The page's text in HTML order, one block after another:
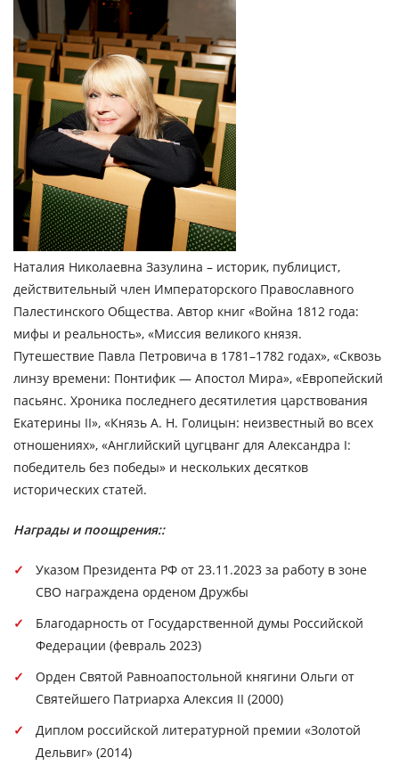
Наталия Николаевна Зазулина – историк, публицист,
действительный член Императорского Православного
Палестинского Общества. Автор книг «Война 1812 года:
мифы и реальность», «Миссия великого князя.
Путешествие Павла Петровича в 1781–1782 годах», «Сквозь
линзу времени: Понтифик — Апостол Мира», «Европейский
пасьянс. Хроника последнего десятилетия царствования
Екатерины II», «Князь А. Н. Голицын: неизвестный во всех
отношениях», «Английский цугцванг для Александра I:
победитель без победы» и нескольких десятков
исторических статей.
Награды и поощрения::
Указом Президента РФ от 23.11.2023 за работу в зоне
СВО награждена орденом Дружбы
Благодарность от Государственной думы Российской
Федерации (февраль 2023)
Орден Святой Равноапостольной княгини Ольги от
Святейшего Патриарха Алексия II (2000)
Диплом российской литературной премии «Золотой
Дельвиг» (2014)